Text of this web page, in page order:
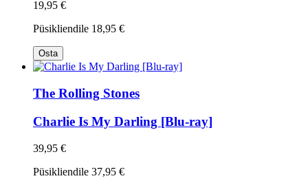
19,95 €
Püsikliendile 18,95 €
Osta
The Rolling Stones
Charlie Is My Darling [Blu-ray]
39,95 €
Püsikliendile 37,95 €